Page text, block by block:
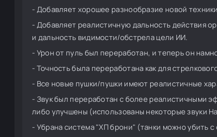
- Добавляет хорошее разнообразие новой
- Добавляет реалистичную дальность действия
и дальность видимости/обстрела цели ИИ.
- Урон от пуль был переработан, и теперь он
- Точность была переработана как для
- Все новые пушки/пушки имеют реалистичные
- Звук был переработан с более реалистичными
либо улучшены (использованы некоторые звуки
- Убрана система "ХП брони" (танки можно убить